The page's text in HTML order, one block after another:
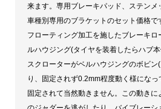
来ます。専用ブレーキパッド、ステンメ
車種別専用のブラケットのセット価格で
フローティング加工を施したブレーキ
ルハウジング(タイヤを装着したらハブ
スクローターがベルハウジングのボビン
り、固定されず0.2mm程度動く様にな
固定されて当然動きません。この動き